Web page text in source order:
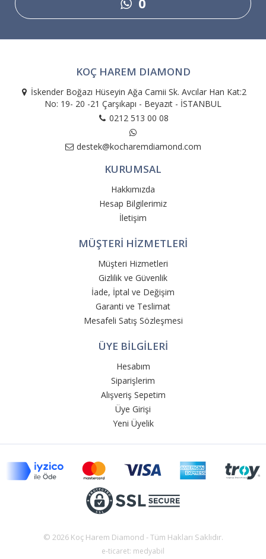
KOÇ HAREM DIAMOND
İskender Boğazı Hüseyin Ağa Camii Sk. Avcılar Han Kat:2
No: 19- 20 -21 Çarşıkapı - Beyazıt - İSTANBUL
0212 513 00 08
destek@kocharemdiamond.com
KURUMSAL
Hakkımızda
Hesap Bilgilerimiz
İletişim
MÜŞTERİ HİZMETLERİ
Müşteri Hizmetleri
Gizlilik ve Güvenlik
İade, İptal ve Değişim
Garanti ve Teslimat
Mesafeli Satış Sözleşmesi
ÜYE BİLGİLERİ
Hesabım
Siparişlerim
Alışveriş Sepetim
Üye Girişi
Yeni Üyelik
© 2026 Koç Harem Diamond - Tüm Hakları Saklıdır.
e-ticaret: medyabil